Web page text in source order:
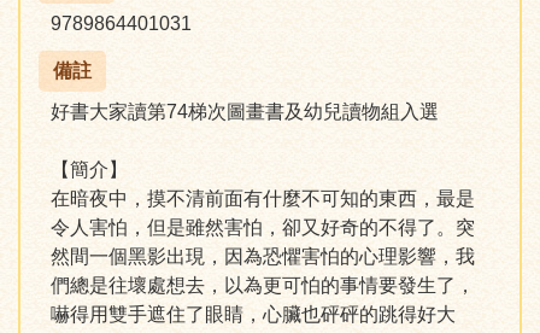
9789864401031
備註
好書大家讀第74梯次圖畫書及幼兒讀物組入選
【簡介】
在暗夜中，摸不清前面有什麼不可知的東西，最是
令人害怕，但是雖然害怕，卻又好奇的不得了。突
然間一個黑影出現，因為恐懼害怕的心理影響，我
們總是往壞處想去，以為更可怕的事情要發生了，
嚇得用雙手遮住了眼睛，心臟也砰砰的跳得好大